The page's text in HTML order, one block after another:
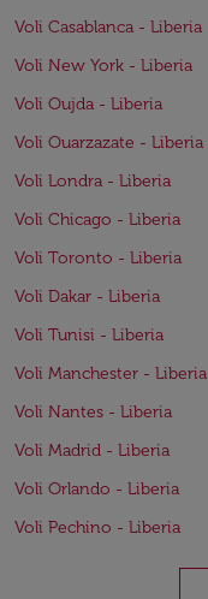
Voli Casablanca - Liberia
Voli New York - Liberia
Voli Oujda - Liberia
Voli Ouarzazate - Liberia
Voli Londra - Liberia
Voli Chicago - Liberia
Voli Toronto - Liberia
Voli Dakar - Liberia
Voli Tunisi - Liberia
Voli Manchester - Liberia
Voli Nantes - Liberia
Voli Madrid - Liberia
Voli Orlando - Liberia
Voli Pechino - Liberia